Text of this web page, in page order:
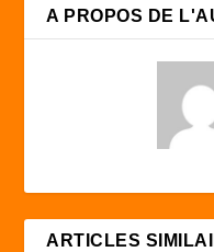
A PROPOS DE
ARTICLES